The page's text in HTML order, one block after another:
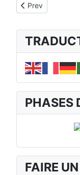
Previous article:
Prev
PHASES
FAIRE